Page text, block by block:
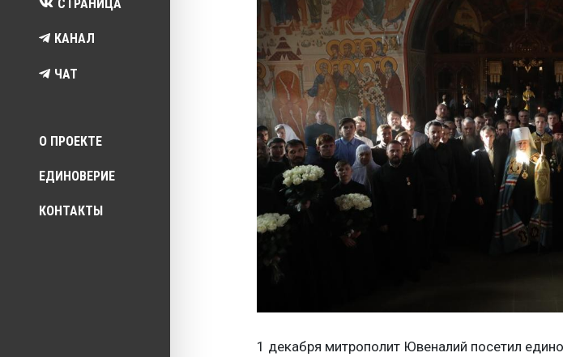
СТРАНИЦА
КАНАЛ
ЧАТ
Top menu
О ПРОЕКТЕ
ЕДИНОВЕРИЕ
КОНТАКТЫ
1 декабря митрополит Ювеналий посетил